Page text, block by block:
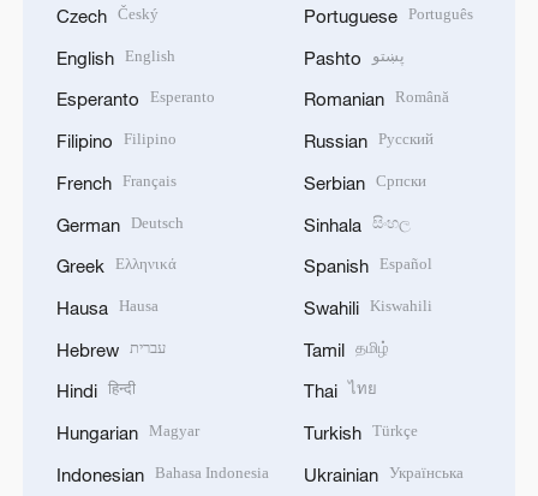
Czech Český
English English
Esperanto Esperanto
Filipino Filipino
French Français
German Deutsch
Greek Ελληνικά
Hausa Hausa
Hebrew עברית
Hindi हिन्दी
Hungarian Magyar
Indonesian Bahasa Indonesia
Portuguese Português
Pashto پښتو
Romanian Română
Russian Русский
Serbian Српски
Sinhala සිංහල
Spanish Español
Swahili Kiswahili
Tamil தமிழ்
Thai ไทย
Turkish Türkçe
Ukrainian Українська